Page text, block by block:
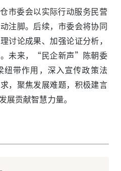
市委会以实际行动服务民营
注脚。后续，市委会将协同
讨论成果、加强论证分析，
未来，“民企新声”陈朝委
纽带作用，深入宣传政策法
，聚焦发展难题，积极建言
展贡献智慧力量。